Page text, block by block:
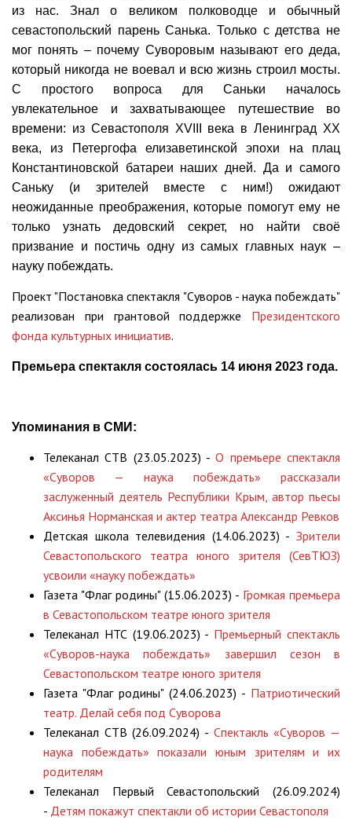
из нас. Знал о великом полководце и обычный
севастопольский парень Санька. Только с детства не
мог понять – почему Суворовым называют его деда,
который никогда не воевал и всю жизнь строил мосты.
С простого вопроса для Саньки началось
увлекательное и захватывающее путешествие во
времени: из Севастополя XVIII века в Ленинград XX
века, из Петергофа елизаветинской эпохи на плац
Константиновской батареи наших дней. Да и самого
Саньку (и зрителей вместе с ним!) ожидают
неожиданные преображения, которые помогут ему не
только узнать дедовский секрет, но найти своё
призвание и постичь одну из самых главных наук –
науку побеждать.
Проект "Постановка спектакля "Суворов - наука побеждать"
реализован при грантовой поддержке Президентского
фонда культурных инициатив.
Премьера спектакля состоялась 14 июня 2023 года.
Упоминания в СМИ:
Телеканал СТВ (23.05.2023) -О премьере спектакля
«Суворов — наука побеждать» рассказали
заслуженный деятель Республики Крым, автор пьесы
Аксинья Норманская и актер театра Александр Ревков
Детская школа телевидения (14.06.2023) - Зрители
Севастопольского театра юного зрителя (СевТЮЗ)
усвоили «науку побеждать»
Газета "Флаг родины" (15.06.2023) - Громкая премьера
в Севастопольском театре юного зрителя
Телеканал НТС (19.06.2023) - Премьерный спектакль
«Суворов-наука побеждать» завершил сезон в
Севастопольском театре юного зрителя
Газета "Флаг родины" (24.06.2023) - Патриотический
театр. Делай себя под Суворова
Телеканал СТВ (26.09.2024) - Спектакль «Суворов —
наука побеждать» показали юным зрителям и их
родителям
Телеканал Первый Севастопольский (26.09.2024)
- Детям покажут спектакли об истории Севастополя